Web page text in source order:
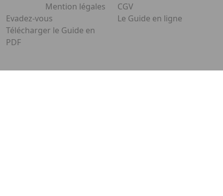
Mention légales
CGV
Evadez-vous
Le Guide en ligne
Télécharger le Guide en
PDF